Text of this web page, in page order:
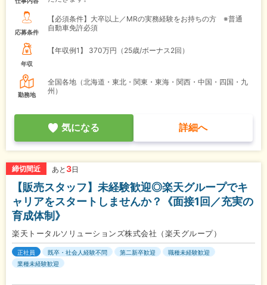
応募条件
【必須条件】大卒以上／MRの実務経験をお持ちの方 ※普通
自動車免許必須
年収
【年収例1】 370万円（25歳/ボーナス2回）
勤務地
全国各地（北海道・東北・関東・東海・関西・中国・四国・九
州）
気になる 詳細へ
締切間近 あと 3日
【販売スタッフ】未経験歓迎◎楽天グループでキ
ャリアをスタートしませんか？《面接1回／充実の
育成体制》
楽天トータルソリューションズ株式会社（楽天グループ）
正社員 既卒・社会人経験不問 第二新卒歓迎
職種未経験歓迎
業種未経験歓迎